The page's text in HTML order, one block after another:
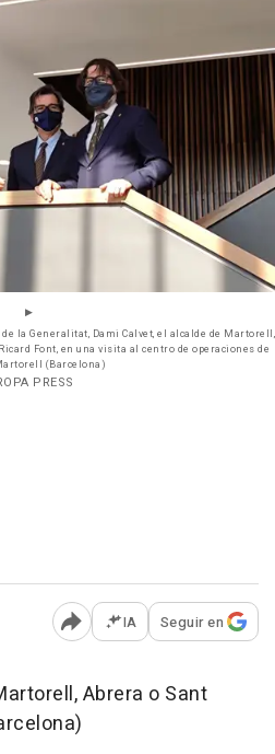
la Generalitat, Dami Calvet, el alcalde de Martorell,
Font, en una visita al centro de operaciones de
(Barcelona)
PRESS
Abrir opciones para
IA Seguir en
Abrera o Sant